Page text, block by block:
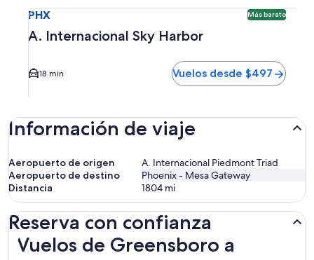
PHX Más barato
A. Internacional Sky Harbor
18 min Vuelos desde $497
Información de viaje
Aeropuerto de origen
A. Internacional Piedmont Triad
Aeropuerto de destino
Phoenix - Mesa Gateway
Distancia
1804 mi
Reserva con confianza
Vuelos de Greensboro a
Vuelos de Greensboro a Phoenix